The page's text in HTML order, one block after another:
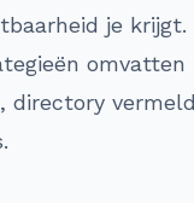
je krijgt.
omvatten
directory